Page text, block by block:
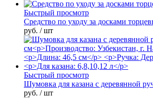
Быстрый просмотр
Средство по уходу за досками
руб. / шт
Быстрый просмотр
Шумовка для казана с деревянной
руб. / шт